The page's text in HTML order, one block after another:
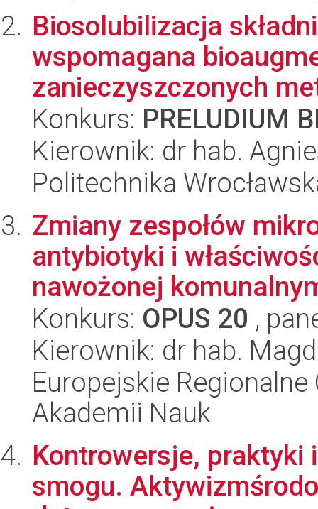
Biosolubilizacja
wspomagana
zanieczyszczonych
Konkurs: PRELUDIUM
Kierownik: dr hab.
Politechnika
Zmiany zespołów
antybiotyki i
nawożonej
Konkurs: OPUS 20 ,
Kierownik: dr hab.
Europejskie
Akademii Nauk
Kontrowersje, praktyki
smogu.